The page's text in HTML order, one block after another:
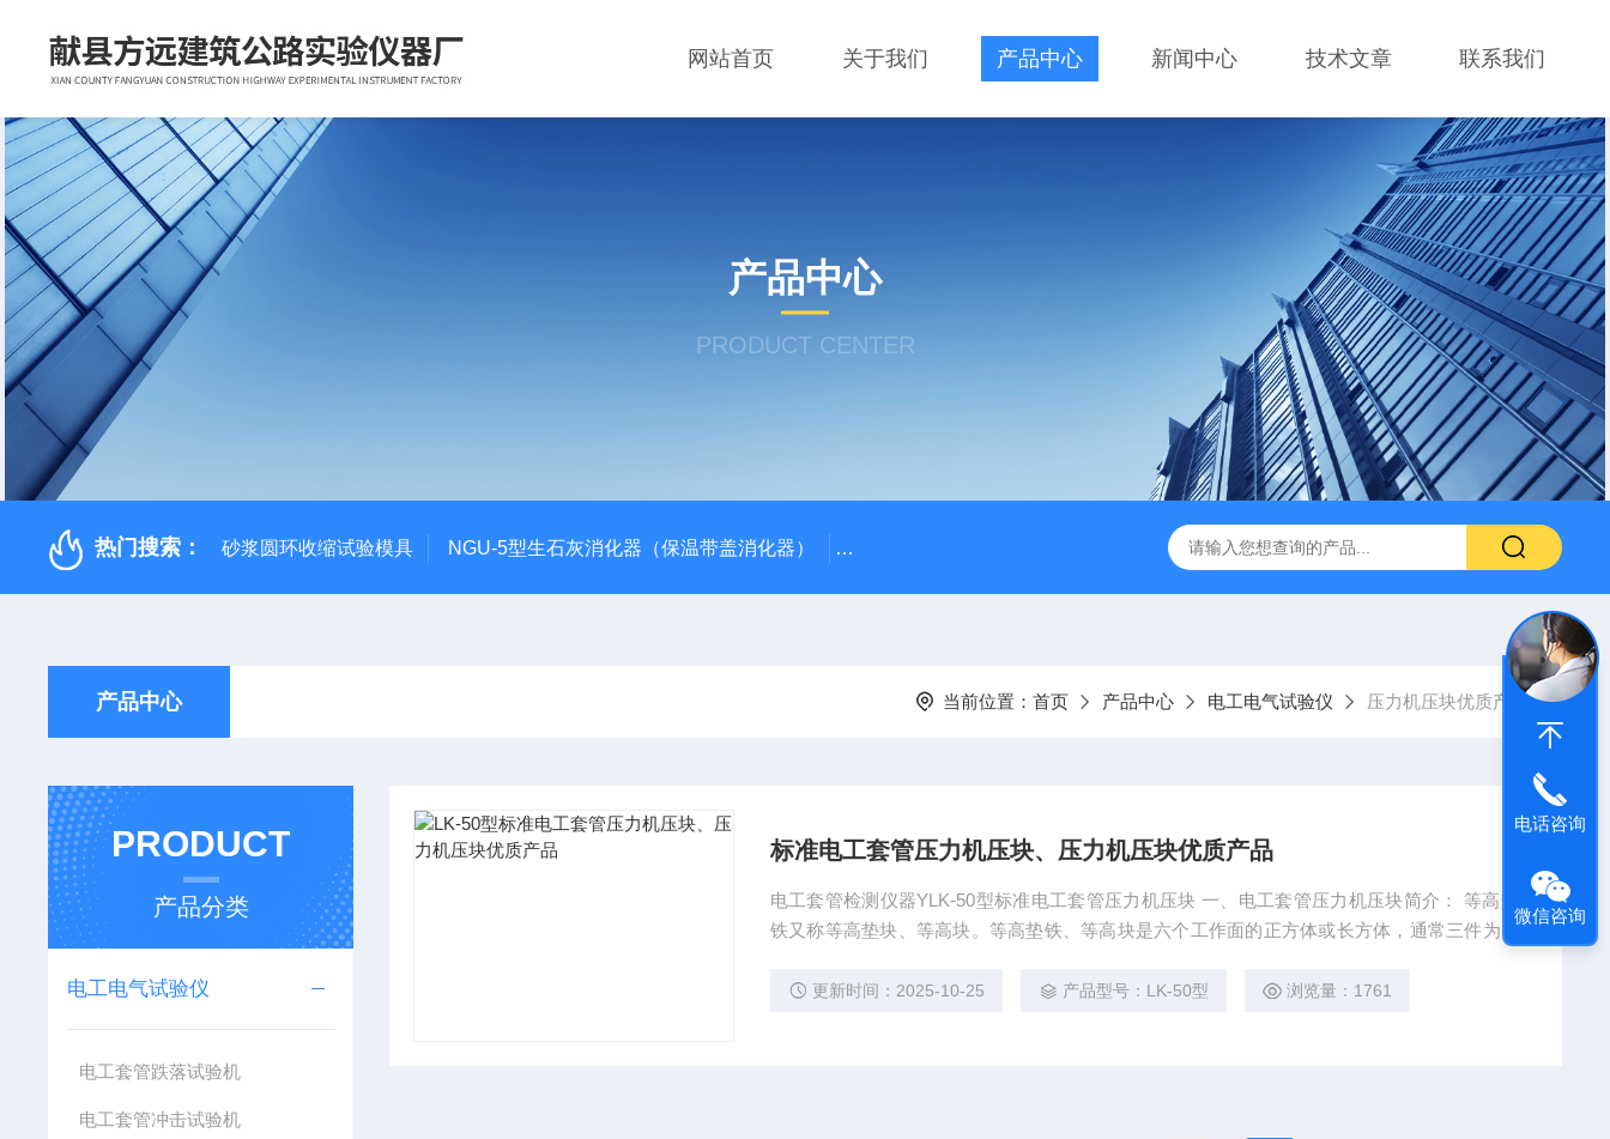
网站首页 关于我们 产品中心 新闻中心 技术文章 联系我们
产品中心
PRODUCT CENTER
热门搜索： 砂浆圆环收缩试验模具 NGU-5型生石灰消化器（保温带盖消化器） *GB/T 50080-2016标准普通混凝土泌水率试验容量筒试验方法 生石灰浆渣测定仪
产品中心 当前位置： 首页 产品中心 电工电气试验仪 压力机压块优质产品
PRODUCT
产品分类
电工电气试验仪
电工套管跌落试验机
电工套管冲击试验机
标准电工套管压力机压块、压力机压块优质产品
电工套管检测仪器YLK-50型标准电工套管压力机压块 一、电工套管压力机压块简介： 等高垫
铁又称等高垫块、等高块。等高垫铁、等高块是六个工作面的正方体或长方体，通常三件为一
3050套管压力试验机做压力试验。 标准电工套管压力机压块、压力机压块优质产品
更新时间：2025-10-25 产品型号：LK-50型 浏览量：1761
电话咨询
微信咨询